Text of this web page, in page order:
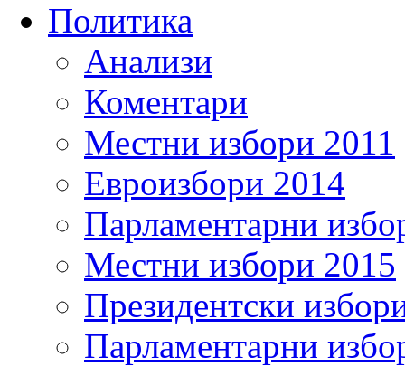
Политика
Анализи
Коментари
Местни избори 2011
Евроизбори 2014
Парламентарни
Местни избори 2015
Президентски
Парламентарни